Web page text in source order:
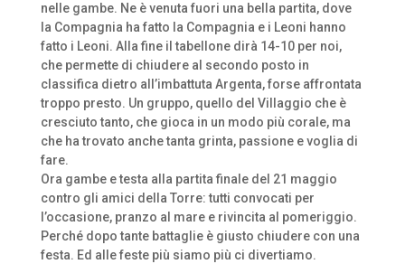
nelle gambe. Ne è venuta fuori una bella partita, dove
la Compagnia ha fatto la Compagnia e i Leoni hanno
fatto i Leoni. Alla fine il tabellone dirà 14-10 per noi,
che permette di chiudere al secondo posto in
classifica dietro all’imbattuta Argenta, forse affrontata
troppo presto. Un gruppo, quello del Villaggio che è
cresciuto tanto, che gioca in un modo più corale, ma
che ha trovato anche tanta grinta, passione e voglia di
fare.
Ora gambe e testa alla partita finale del 21 maggio
contro gli amici della Torre: tutti convocati per
l’occasione, pranzo al mare e rivincita al pomeriggio.
Perché dopo tante battaglie è giusto chiudere con una
festa. Ed alle feste più siamo più ci divertiamo.